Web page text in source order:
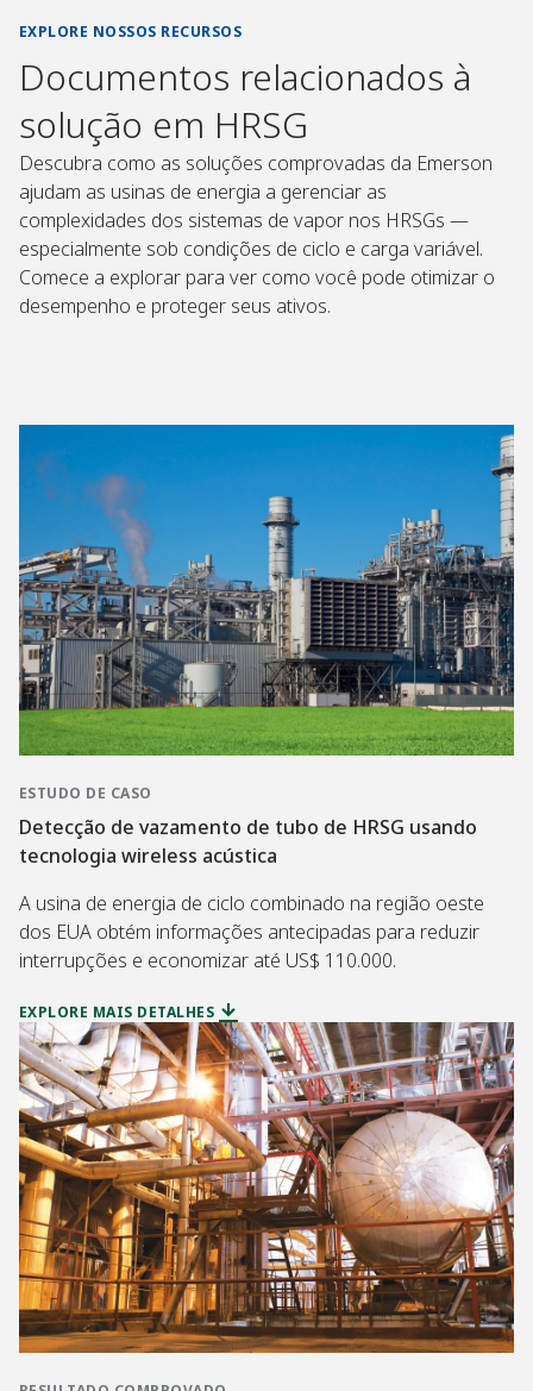
EXPLORE NOSSOS RECURSOS
Documentos relacionados à
solução em HRSG
Descubra como as soluções comprovadas da Emerson
ajudam as usinas de energia a gerenciar as
complexidades dos sistemas de vapor nos HRSGs —
especialmente sob condições de ciclo e carga variável.
Comece a explorar para ver como você pode otimizar o
desempenho e proteger seus ativos.
ESTUDO DE CASO
Detecção de vazamento de tubo de HRSG usando
tecnologia wireless acústica
A usina de energia de ciclo combinado na região oeste
dos EUA obtém informações antecipadas para reduzir
interrupções e economizar até US$ 110.000.
EXPLORE MAIS DETALHES